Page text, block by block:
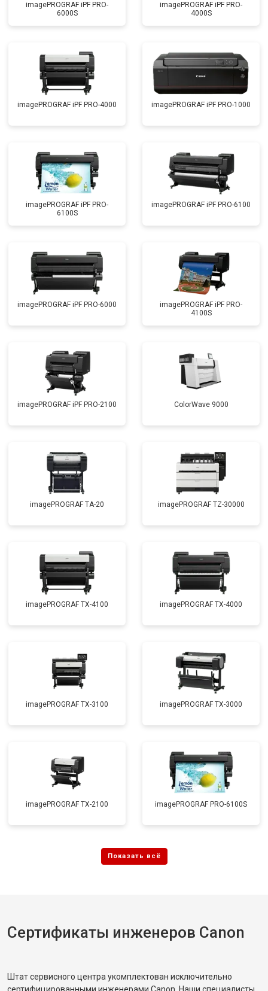
imagePROGRAF iPF PRO-
6000S
imagePROGRAF iPF PRO-
4000S
imagePROGRAF iPF PRO-4000 imagePROGRAF iPF PRO-1000
imagePROGRAF iPF PRO-
6100S
imagePROGRAF iPF PRO-6100
imagePROGRAF iPF PRO-6000
imagePROGRAF iPF PRO-
4100S
imagePROGRAF iPF PRO-2100 ColorWave 9000
imagePROGRAF TA-20 imagePROGRAF TZ-30000
imagePROGRAF TX-4100 imagePROGRAF TX-4000
imagePROGRAF TX-3100 imagePROGRAF TX-3000
imagePROGRAF TX-2100 imagePROGRAF PRO-6100S
Сертификаты инженеров Canon
Штат сервисного центра укомплектован исключительно